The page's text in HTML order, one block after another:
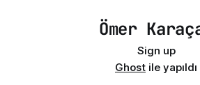
Ömer
Sign up
Ghost ile yapıldı